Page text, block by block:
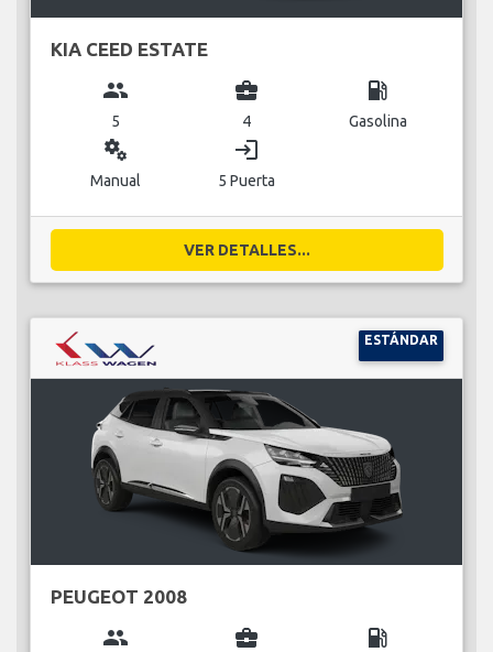
KIA CEED ESTATE
group
5
business_center
4
local_gas_station
Gasolina
miscellaneous_services
Manual
login
5 Puerta
VER DETALLES...
ESTÁNDAR
PEUGEOT 2008
group business_center local_gas_station